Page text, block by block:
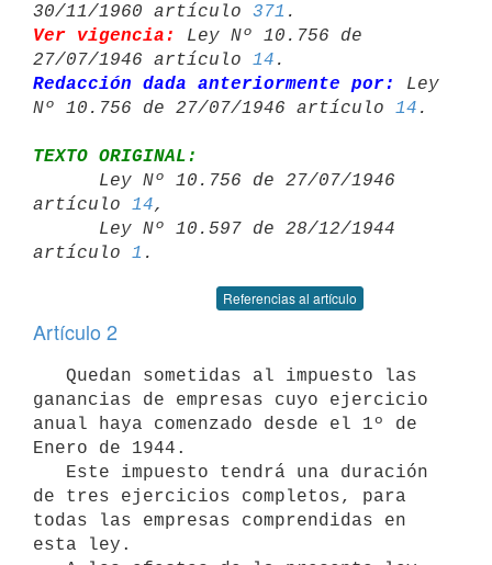
30/11/1960 artículo 371
Ver vigencia:
Ley Nº 10.756 de
27/07/1946 artículo 14
Redacción dada anteriormente por:
Ley
Nº 10.756 de 27/07/1946 artículo 14
TEXTO ORIGINAL:
artículo 14,
artículo 1
Referencias al artículo
Artículo 2
ganancias de empresas cuyo ejercicio
anual haya comenzado desde el 1º de
Enero de 1944.
de tres ejercicios completos, para
todas las empresas comprendidas en
esta ley.